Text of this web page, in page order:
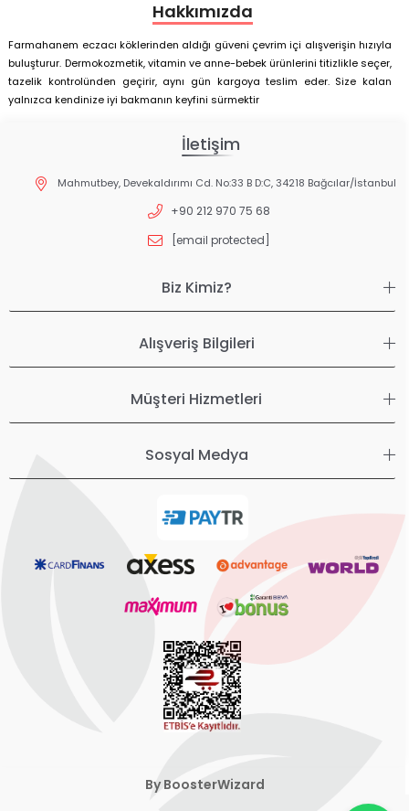
Hakkımızda
Farmahanem eczacı köklerinden aldığı güveni çevrim içi alışverişin hızıyla
buluşturur. Dermokozmetik, vitamin ve anne-bebek ürünlerini titizlikle seçer,
tazelik kontrolünden geçirir, aynı gün kargoya teslim eder. Size kalan
yalnızca kendinize iyi bakmanın keyfini sürmektir
İletişim
Mahmutbey, Devekaldırımı Cd. No:33 B D:C, 34218 Bağcılar/İstanbul
+90 212 970 75 68
[email protected]
Biz Kimiz?
Alışveriş Bilgileri
Müşteri Hizmetleri
Sosyal Medya
By BoosterWizard